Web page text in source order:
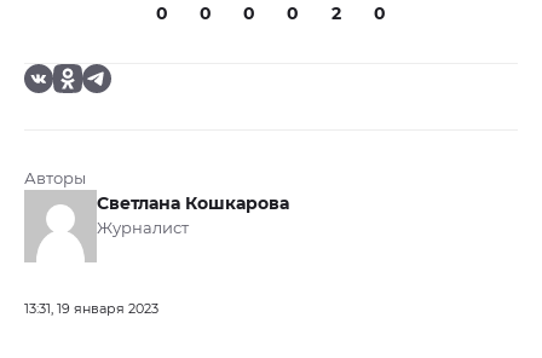
0 0 0 0 2 0
Авторы
Светлана Кошкарова
Журналист
13:31, 19 января 2023